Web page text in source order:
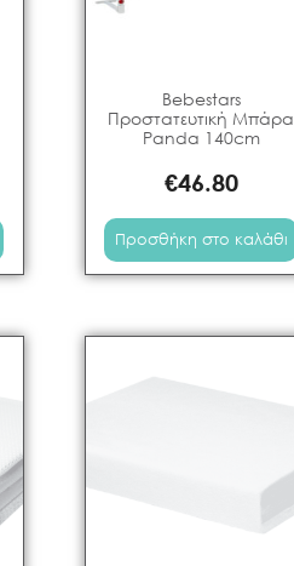
Bebestars
Προστατευτική Μπάρα
Panda 140cm
€46.80
Προσθήκη στο καλάθι